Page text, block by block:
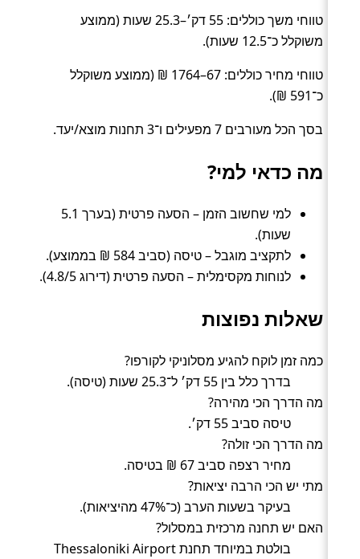
טווחי משך כוללים: 55 דק׳–25.3 שעות (ממוצע
משוקלל כ־12.5 שעות).
טווחי מחיר כוללים: 67–1764 ₪ (ממוצע משוקלל
כ־591 ₪).
בסך הכל מעורבים 7 מפעילים ו־3 תחנות מוצא/יעד.
מה כדאי למי?
למי שחשוב הזמן – הסעה פרטית (בערך 5.1
שעות).
לתקציב מוגבל – טיסה (סביב 584 ₪ בממוצע).
לנוחות מקסימלית – הסעה פרטית (דירוג 4.8/5).
שאלות נפוצות
כמה זמן לוקח להגיע מסלוניקי לקורפו?
בדרך כלל בין 55 דק׳ ל־25.3 שעות (טיסה).
מה הדרך הכי מהירה?
טיסה סביב 55 דק׳.
מה הדרך הכי זולה?
מחיר רצפה סביב 67 ₪ בטיסה.
מתי יש הכי הרבה יציאות?
בעיקר בשעות הערב (כ־47% מהיציאות).
האם יש תחנה מרכזית במסלול?
בולטת במיוחד תחנת Thessaloniki Airport